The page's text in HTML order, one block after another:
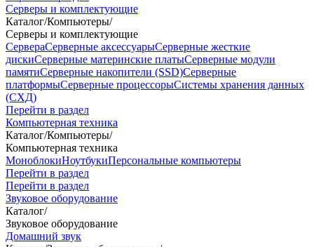
Серверы и комплектующие
Каталог/Компьютеры/
Серверы и комплектующие
СервераСерверные аксессуарыСерверные жесткие
дискиСерверные материнские платыСерверные модули
памятиСерверные накопители (SSD)Серверные
платформыСерверные процессорыСистемы хранения данных
(СХД)
Перейти в раздел
Компьютерная техника
Каталог/Компьютеры/
Компьютерная техника
МоноблокиНоутбукиПерсональные компьютеры
Перейти в раздел
Перейти в раздел
Звуковое оборудование
Каталог/
Звуковое оборудование
Домашний звук